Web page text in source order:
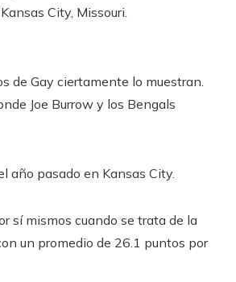
City, Missouri.
de Gay ciertamente lo muestran.
Joe Burrow y los Bengals
año pasado en Kansas City.
sí mismos cuando se trata de la
un promedio de 26.1 puntos por